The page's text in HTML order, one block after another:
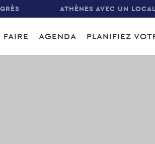
ATHÈNES AVEC UN LOCAL
AGENDA PLANIFIEZ